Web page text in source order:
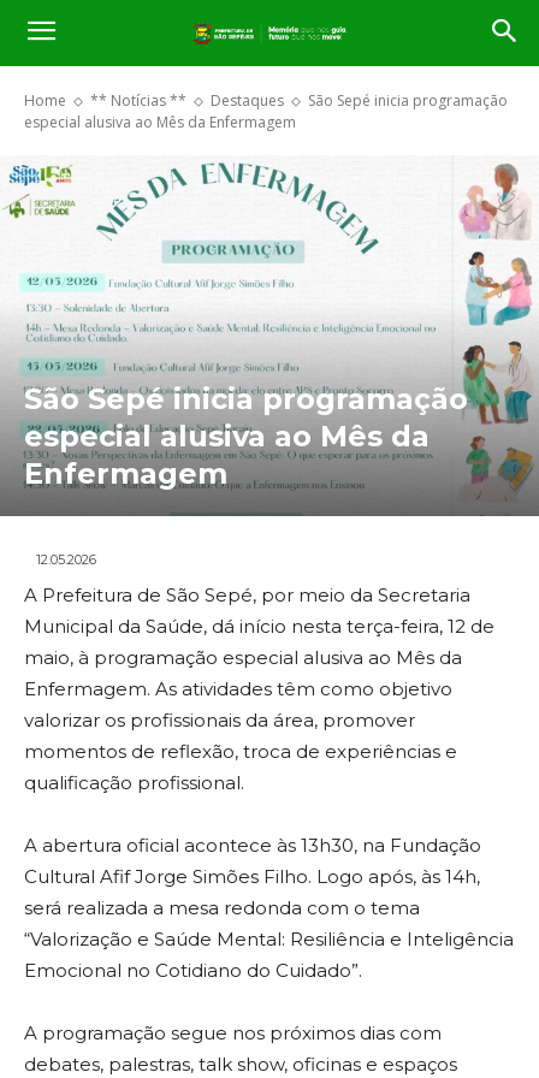
Home ** Notícias ** Destaques
São Sepé inicia programação
especial alusiva ao Mês da Enfermagem
São Sepé inicia programação
especial alusiva ao Mês da
Enfermagem
12.05.2026
A Prefeitura de São Sepé, por meio da Secretaria
Municipal da Saúde, dá início nesta terça-feira, 12 de
maio, à programação especial alusiva ao Mês da
Enfermagem. As atividades têm como objetivo
valorizar os profissionais da área, promover
momentos de reflexão, troca de experiências e
qualificação profissional.
A abertura oficial acontece às 13h30, na Fundação
Cultural Afif Jorge Simões Filho. Logo após, às 14h,
será realizada a mesa redonda com o tema
“Valorização e Saúde Mental: Resiliência e Inteligência
Emocional no Cotidiano do Cuidado”.
A programação segue nos próximos dias com
debates, palestras, talk show, oficinas e espaços